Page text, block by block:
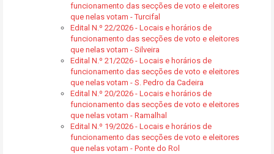
funcionamento das secções de voto e eleitores
que nelas votam - Turcifal
Edital N.º 22/2026 - Locais e horários de
funcionamento das secções de voto e eleitores
que nelas votam - Silveira
Edital N.º 21/2026 - Locais e horários de
funcionamento das secções de voto e eleitores
que nelas votam - S. Pedro da Cadeira
Edital N.º 20/2026 - Locais e horários de
funcionamento das secções de voto e eleitores
que nelas votam - Ramalhal
Edital N.º 19/2026 - Locais e horários de
funcionamento das secções de voto e eleitores
que nelas votam - Ponte do Rol